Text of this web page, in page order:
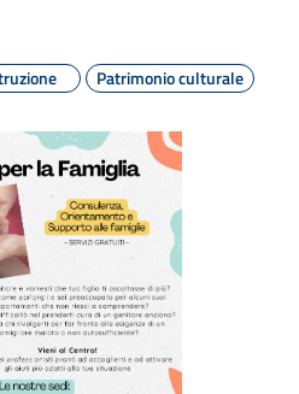
Patrimonio culturale